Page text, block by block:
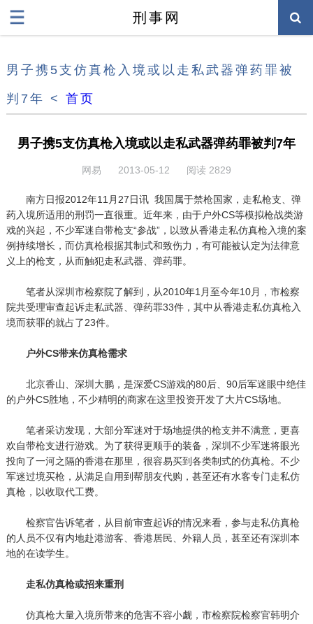
刑事网
男子携5支仿真枪入境或以走私武器弹药罪被
判7年 < 首页
男子携5支仿真枪入境或以走私武器弹药罪被判7年
网易 2013-05-12 阅读 2829
南方日报2012年11月27日讯 我国属于禁枪国家，走私枪支、弹
药入境所适用的刑罚一直很重。近年来，由于户外CS等模拟枪战类游
戏的兴起，不少军迷自带枪支“参战”，以致从香港走私仿真枪入境的案
例持续增长，而仿真枪根据其制式和致伤力，有可能被认定为法律意
义上的枪支，从而触犯走私武器、弹药罪。
笔者从深圳市检察院了解到，从2010年1月至今年10月，市检察
院共受理审查起诉走私武器、弹药罪33件，其中从香港走私仿真枪入
境而获罪的就占了23件。
户外CS带来仿真枪需求
北京香山、深圳大鹏，是深爱CS游戏的80后、90后军迷眼中绝佳
的户外CS胜地，不少精明的商家在这里投资开发了大片CS场地。
笔者采访发现，大部分军迷对于场地提供的枪支并不满意，更喜
欢自带枪支进行游戏。为了获得更顺手的装备，深圳不少军迷将眼光
投向了一河之隔的香港在那里，很容易买到各类制式的仿真枪。不少
军迷过境买枪，从满足自用到帮朋友代购，甚至还有水客专门走私仿
真枪，以收取代工费。
检察官告诉笔者，从目前审查起诉的情况来看，参与走私仿真枪
的人员不仅有内地赴港游客、香港居民、外籍人员，甚至还有深圳本
地的在读学生。
走私仿真枪或招来重刑
仿真枪大量入境所带来的危害不容小觑，市检察院检察官韩明介